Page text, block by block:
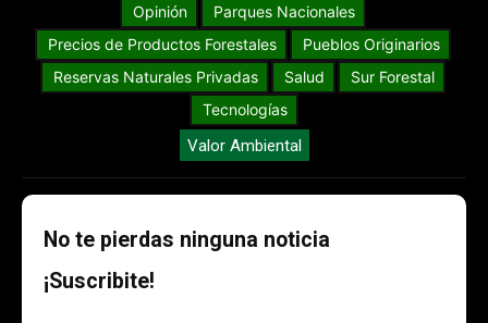
Opinión
Parques Nacionales
Precios de Productos Forestales
Pueblos Originarios
Reservas Naturales Privadas
Salud
Sur Forestal
Tecnologías
Valor Ambiental
No te pierdas ninguna noticia
¡Suscribite!